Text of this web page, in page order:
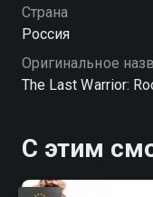
Страна
Россия
Оригинальное
The Last Warrior:
С этим